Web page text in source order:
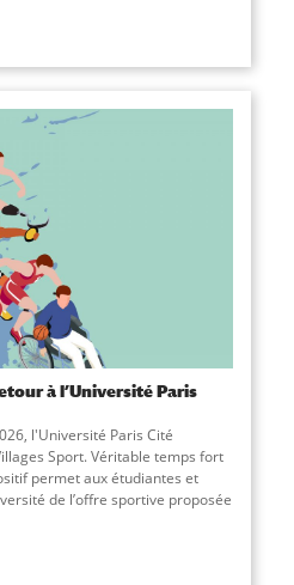
à l’Université Paris
l'Université Paris Cité
Sport. Véritable temps fort
permet aux étudiantes et
de l’offre sportive proposée